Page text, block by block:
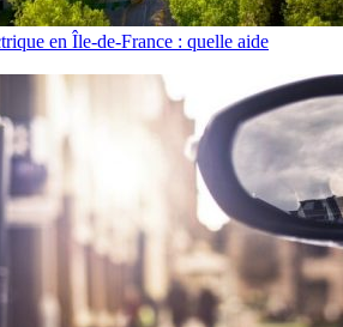
en Île-de-France : quelle aide